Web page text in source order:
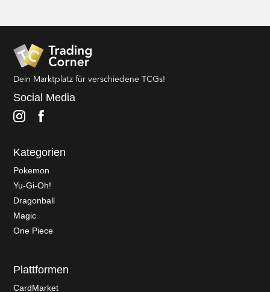
Dein Marktplatz für verschiedene TCGs!
Social Media
Kategorien
Pokemon
Yu-Gi-Oh!
Dragonball
Magic
One Piece
Plattformen
CardMarket